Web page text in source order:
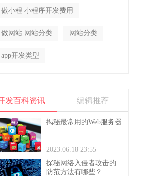
做小程 小程序开发费用
做网站 网站分类 网站分类
app开发类型
发百科资讯 编辑推荐
揭秘最常用的Web服务器
2023.06.18 23:55
探秘网络入侵者攻击的
防范方法有哪些？